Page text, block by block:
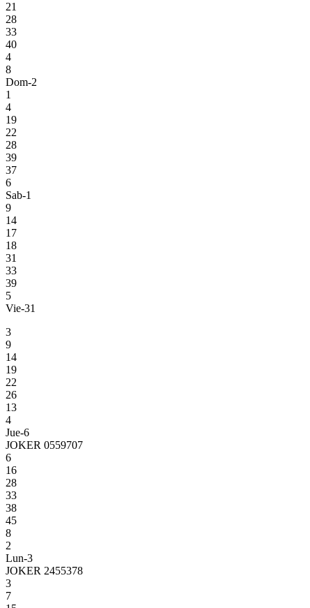
21
28
33
40
4
8
Dom-2
1
4
19
22
28
39
37
6
Sab-1
9
14
17
18
31
33
39
5
Vie-31
3
9
14
19
22
26
13
4
Jue-6
JOKER 0559707
6
16
28
33
38
45
8
2
Lun-3
JOKER 2455378
3
7